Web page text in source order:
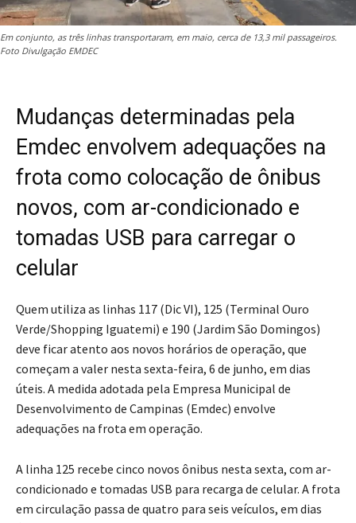
Em conjunto, as três linhas transportaram, em maio, cerca de 13,3 mil passageiros.
Foto Divulgação EMDEC
Mudanças determinadas pela
Emdec envolvem adequações na
frota como colocação de ônibus
novos, com ar-condicionado e
tomadas USB para carregar o
celular
Quem utiliza as linhas 117 (Dic VI), 125 (Terminal Ouro
Verde/Shopping Iguatemi) e 190 (Jardim São Domingos)
deve ficar atento aos novos horários de operação, que
começam a valer nesta sexta-feira, 6 de junho, em dias
úteis. A medida adotada pela Empresa Municipal de
Desenvolvimento de Campinas (Emdec) envolve
adequações na frota em operação.
A linha 125 recebe cinco novos ônibus nesta sexta, com ar-
condicionado e tomadas USB para recarga de celular. A frota
em circulação passa de quatro para seis veículos, em dias